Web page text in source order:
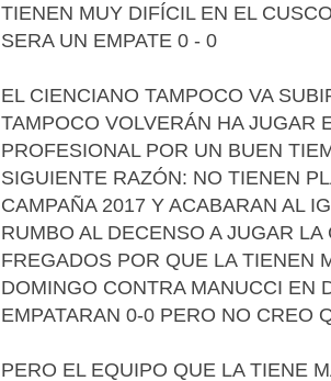
TIENEN MUY DIFÍCIL EN EL
SERA UN EMPATE 0 - 0
EL CIENCIANO TAMPOCO VA
TAMPOCO VOLVERÁN HA JUGAR
PROFESIONAL POR UN BUEN
SIGUIENTE RAZÓN: NO TIENEN
CAMPAÑA 2017 Y ACABARAN AL
RUMBO AL DECENSO A JUGAR
FREGADOS POR QUE LA TIENEN
DOMINGO CONTRA MANUCCI EN
EMPATARAN 0-0 PERO NO CREO
PERO EL EQUIPO QUE LA TIENE